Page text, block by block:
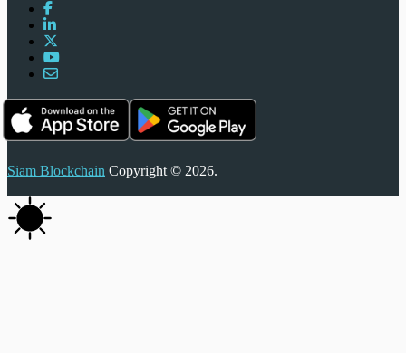
Siam Blockchain Copyright © 2026.